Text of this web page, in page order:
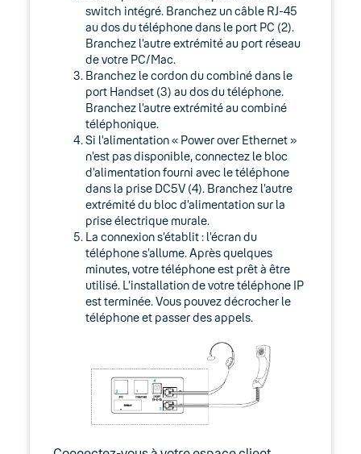
Keyyo Connect
Keyyo Visio
switch intégré. Branchez un câble RJ-45
au dos du téléphone dans le port PC (2).
Branchez l’autre extrémité au port réseau
de votre PC/Mac.
Branchez le cordon du combiné dans le
port Handset (3) au dos du téléphone.
Branchez l’autre extrémité au combiné
téléphonique.
Si l’alimentation « Power over Ethernet »
n’est pas disponible, connectez le bloc
d’alimentation fourni avec le téléphone
dans la prise DC5V (4). Branchez l’autre
extrémité du bloc d’alimentation sur la
prise électrique murale.
La connexion s’établit : l’écran du
téléphone s’allume. Après quelques
minutes, votre téléphone est prêt à être
utilisé. L’installation de votre téléphone IP
est terminée. Vous pouvez décrocher le
téléphone et passer des appels.